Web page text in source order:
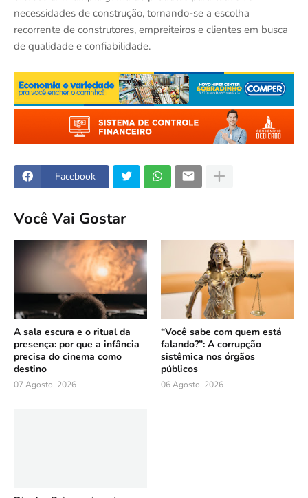
necessidades de construção, tornando-se a escolha
recorrente de construtores, empreiteiros e clientes em busca
de qualidade e confiabilidade.
Facebook
Você Vai Gostar
A sala escura e o ritual da
presença: por que a infância
precisa do cinema como
destino
07 Agosto, 2026
“Você sabe com quem está
falando?”: A corrupção
sistêmica nos órgãos
públicos
06 Agosto, 2026